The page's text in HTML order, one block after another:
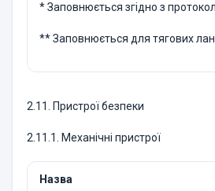
* Заповнюється згідно з
** Заповнюється для тягових
2.11. Пристрої безпеки
2.11.1. Механічні пристрої
Назва